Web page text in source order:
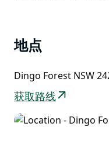
地点
Dingo Forest NSW
获取路线